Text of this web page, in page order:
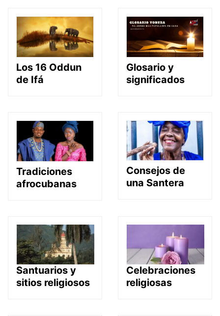
Los 16 Oddun
de Ifá
Glosario y
significados
Tradiciones
afrocubanas
Consejos de
una Santera
Santuarios y
sitios religiosos
Celebraciones
religiosas